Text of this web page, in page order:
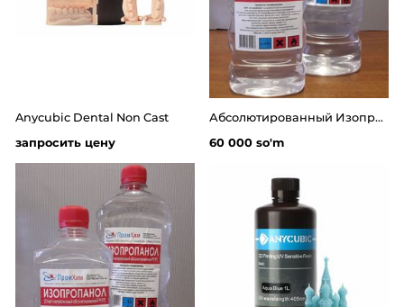
Anycubic Dental Non Cast
запросить цену
Абсолютированный Изопропиловый спирт - пропанол(чистота не мение 99.8%)
60 000 so'm